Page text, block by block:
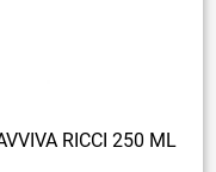
RICCI 250 ML